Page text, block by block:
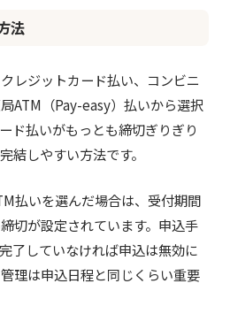
法
レジットカード払い、コンビニ
ATM（Pay-easy）払いから選択
ド払いがもっとも締切ぎりぎり
結しやすい方法です。
払いを選んだ場合は、受付期間
切が設定されています。申込手
了していなければ申込は無効に
理は申込日程と同じくらい重要